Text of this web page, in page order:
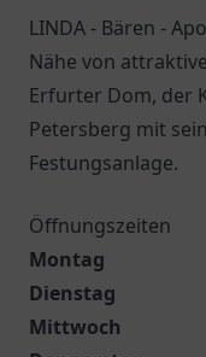
LINDA - Bären -
Nähe von
Erfurter Dom, der
Petersberg mit
Festungsanlage.
Öffnungszeiten
Montag
Dienstag
Mittwoch